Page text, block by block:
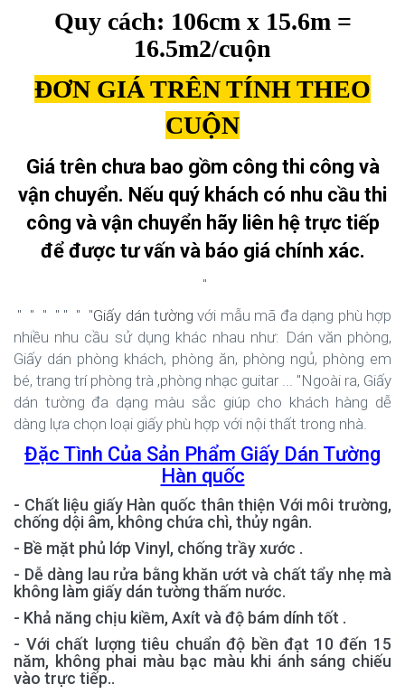
Quy cách: 106cm x 15.6m =
16.5m2/cuộn
ĐƠN GIÁ TRÊN TÍNH THEO
CUỘN
Giá trên chưa bao gồm công thi công và
vận chuyển. Nếu quý khách có nhu cầu thi
công và vận chuyển hãy liên hệ trực tiếp
để được tư vấn và báo giá chính xác.
"
" " " " " " "Giấy dán tường với mẫu mã đa dạng phù hợp
nhiều nhu cầu sử dụng khác nhau như: Dán văn phòng,
Giấy dán phòng khách, phòng ăn, phòng ngủ, phòng em
bé, trang trí phòng trà ,phòng nhạc guitar ... "Ngoài ra, Giấy
dán tường đa dạng màu sắc giúp cho khách hàng dễ
dàng lựa chọn loại giấy phù hợp với nội thất trong nhà.
Đặc Tình Của Sản Phẩm Giấy Dán Tường
Hàn quốc
- Chất liệu giấy Hàn quốc thân thiện Với môi trường,
chống dội âm, không chứa chì, thủy ngân.
- Bề mặt phủ lớp Vinyl, chống trầy xước .
- Dễ dàng lau rửa bằng khăn ướt và chất tẩy nhẹ mà
không làm giấy dán tường thấm nước.
- Khả năng chịu kiềm, Axít và độ bám dính tốt .
- Với chất lượng tiêu chuẩn độ bền đạt 10 đến 15
năm, không phai màu bạc màu khi ánh sáng chiếu
vào trực tiếp..